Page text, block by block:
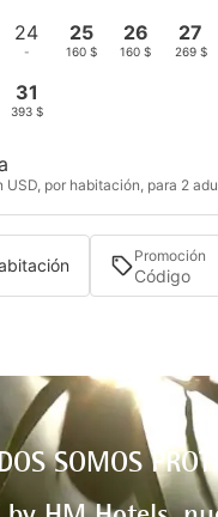
24
-
25
160 $
26
160 $
27
269 $
31
393 $
USD, por habitación, para 2
Promoción
SOMOS